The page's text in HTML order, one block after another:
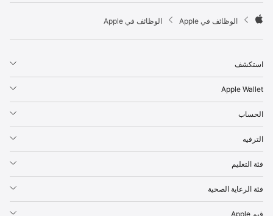
o
t
r

p
l
e
الوظائف في Apple الوظائف في Apple
استكشف
Apple Wallet
الحساب
الترفيه
فئة التعليم
فئة الرعاية الصحية
قيم Apple